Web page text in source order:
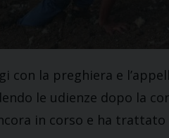
con la preghiera e
le udienze dopo la
in corso e ha